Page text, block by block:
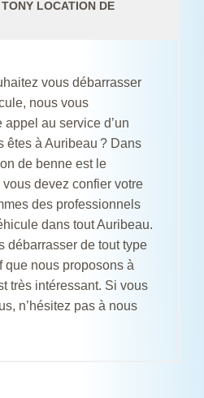
LOCATION DE
vous débarrasser
nous vous
au service d’un
êtes à Auribeau ? Dans
de benne est le
devez confier votre
des professionnels
dans tout Auribeau.
débarrasser de tout type
que nous proposons à
très intéressant. Si vous
n’hésitez pas à nous